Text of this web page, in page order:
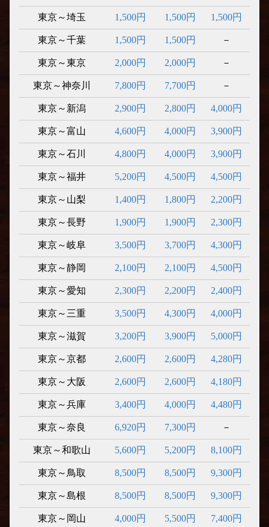
東京～埼玉 1,500円 1,500円 1,500円
東京～千葉 1,500円 1,500円 －
東京～東京 2,000円 2,000円 －
東京～神奈川 7,800円 7,700円 －
東京～新潟 2,900円 2,800円 4,000円
東京～富山 4,600円 4,000円 3,900円
東京～石川 4,800円 4,000円 3,900円
東京～福井 5,200円 4,500円 4,500円
東京～山梨 1,400円 1,800円 2,200円
東京～長野 1,900円 1,900円 2,300円
東京～岐阜 3,500円 3,700円 4,300円
東京～静岡 2,100円 2,100円 4,500円
東京～愛知 2,300円 2,200円 2,400円
東京～三重 3,500円 4,300円 4,000円
東京～滋賀 3,200円 3,900円 5,000円
東京～京都 2,600円 2,600円 4,280円
東京～大阪 2,600円 2,600円 4,180円
東京～兵庫 3,400円 4,000円 4,480円
東京～奈良 6,920円 7,300円 －
東京～和歌山 5,600円 5,200円 8,100円
東京～鳥取 8,500円 8,500円 9,300円
東京～島根 8,500円 8,500円 9,300円
東京～岡山 4,000円 5,500円 7,400円